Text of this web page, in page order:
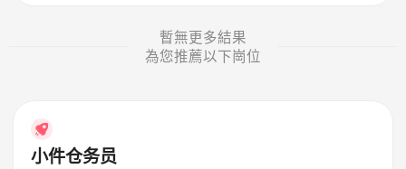
暫無更多結果
為您推薦以下崗位
小件仓务员